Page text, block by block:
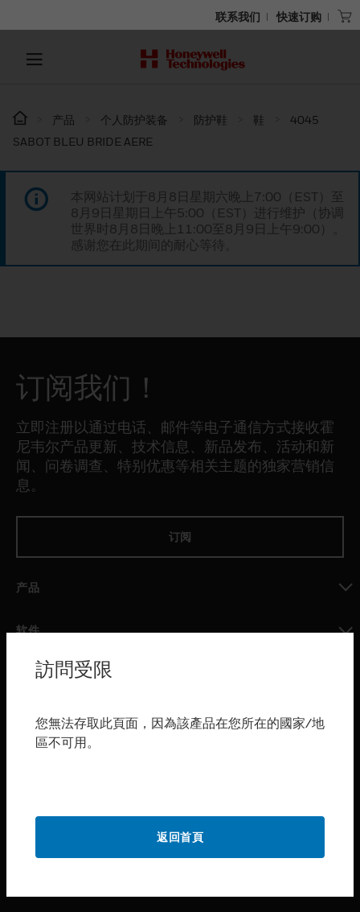
联系我们 快速订购
产品 个人防护装备 防护鞋 鞋
4045
SABOT BLEU BRIDE AERE
本网站计划于8月8日星期六晚上7:00（EST）至
8月9日星期日上午5:00（EST）进行维护（协调
世界时8月8日晚上11:00至8月9日上午9:00）。
感谢您在此期间的耐心等待。
订阅我们！
立即注册以通过电话、邮件等电子通信方式接收霍
尼韦尔产品更新、技术信息、新品发布、活动和新
闻、问卷调查、特别优惠等相关主题的独家营销信
息。
订阅
产品
软件
toggle view
服务
行业
toggle view
訪問受限
您無法存取此頁面，因為該產品在您所在的國家/地
區不可用。
返回首頁